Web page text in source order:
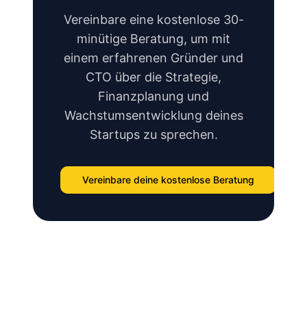
Vereinbare eine kostenlose 30-
minütige Beratung, um mit
einem erfahrenen Gründer und
CTO über die Strategie,
Finanzplanung und
Wachstumsentwicklung deines
Startups zu sprechen.
Vereinbare deine kostenlose Beratung